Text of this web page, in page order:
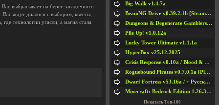
. Вас выбрасывает на берег загадочного
Вас ждут диалоги с выбором, квесты,
технологии угасли, а магия стала
Big Walk v1.4.7a
BeamNG Drive v0.39.2.1b [Steam Early Access]
Dungeons & Degenerate Gamblers v2.0.2a
Pile Up! v1.0.12a
Lucky Tower Ultimate v1.1.1a
HyperBox v25.12.2025
Crisis Response v0.10a / Blood & Bullet
Roguebound Pirates v0.7.0.1a [Playtest]
Dwarf Fortress v53.16a / + Русская Версия v50.12a
Minecraft: Bedrock Edition 1.26.33.1a / + TLauncher v2.89
Показать Топ-100